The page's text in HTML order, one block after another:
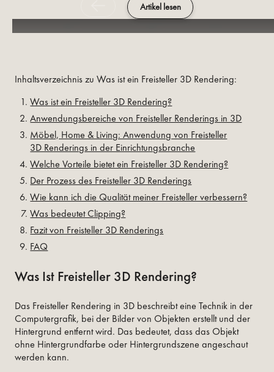
Artikel lesen
Inhaltsverzeichnis zu Was ist ein Freisteller 3D Rendering:
Was ist ein Freisteller 3D Rendering?
Anwendungsbereiche von Freisteller Renderings in 3D
Möbel, Home & Living: Anwendung von Freisteller
3D Renderings in der Einrichtungsbranche
Welche Vorteile bietet ein Freisteller 3D Rendering?
Der Prozess des Freisteller 3D Renderings
Wie kann ich die Qualität meiner Freisteller verbessern?
Was bedeutet Clipping?
Fazit von Freisteller 3D Renderings
FAQ
Was Ist Freisteller 3D Rendering?
Das Freisteller Rendering in 3D beschreibt eine Technik in der
Computergrafik, bei der Bilder von Objekten erstellt und der
Hintergrund entfernt wird. Das bedeutet, dass das Objekt
ohne Hintergrundfarbe oder Hintergrundszene angeschaut
werden kann.